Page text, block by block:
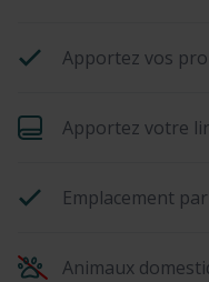
Apportez vos
Apportez votre
Emplacement
Animaux